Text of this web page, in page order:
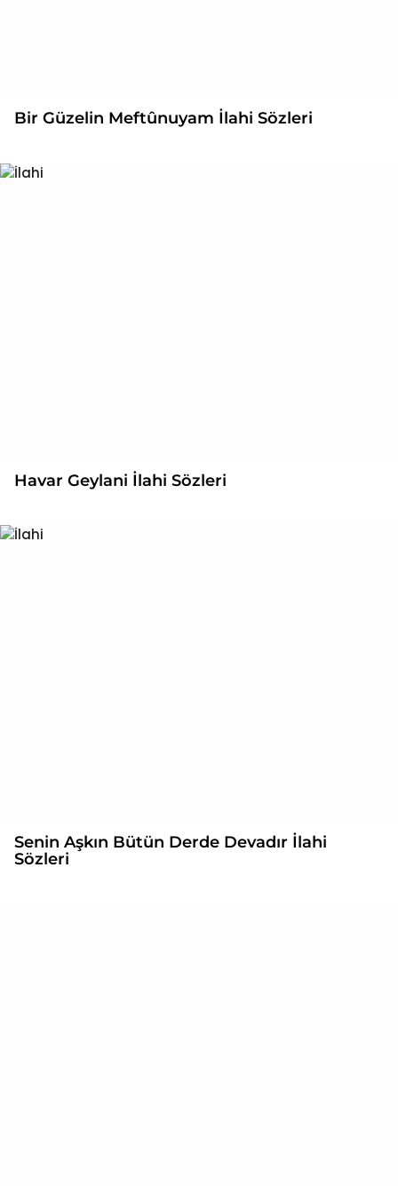
Bir Güzelin Meftûnuyam İlahi Sözleri
Havar Geylani İlahi Sözleri
Senin Aşkın Bütün Derde Devadır İlahi
Sözleri